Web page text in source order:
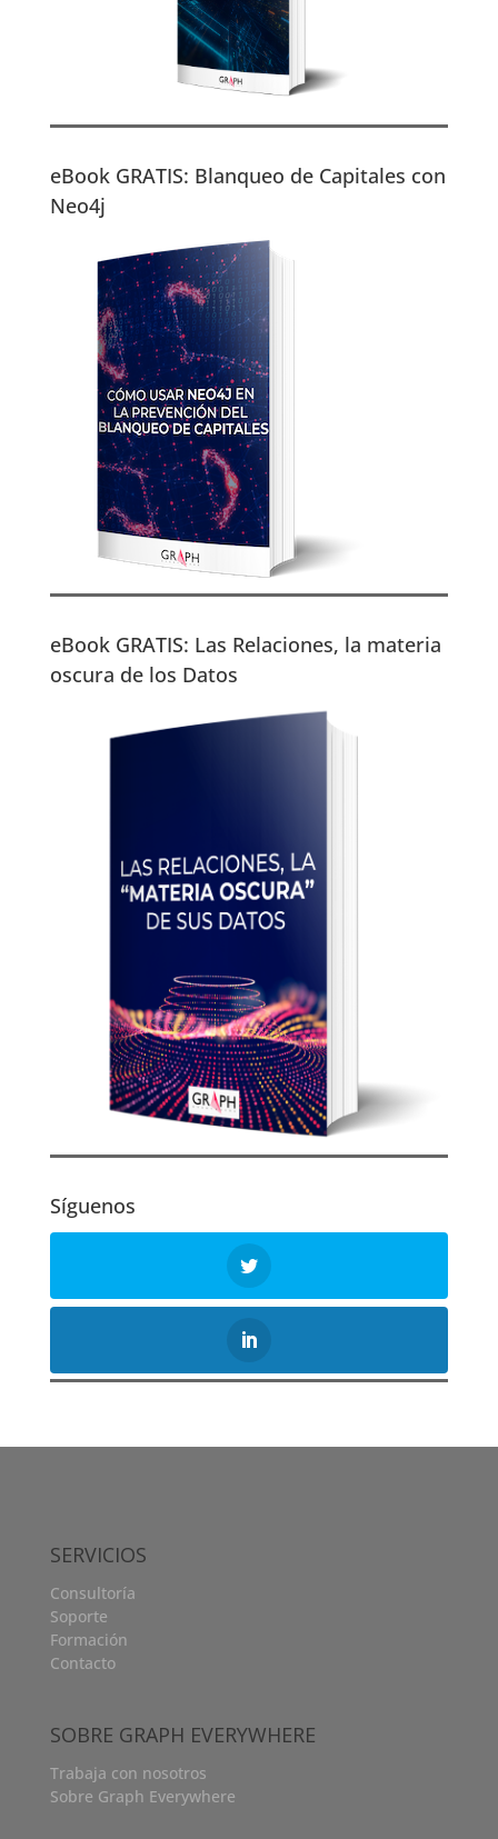
eBook GRATIS: Blanqueo de Capitales con
Neo4j
eBook GRATIS: Las Relaciones, la materia
oscura de los Datos
Síguenos
SERVICIOS
Consultoría
Soporte
Formación
Contacto
SOBRE GRAPH EVERYWHERE
Trabaja con nosotros
Sobre Graph Everywhere